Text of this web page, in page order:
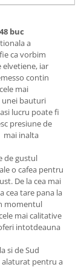
buc
a
ca vorbim
elvetiene, iar
contin
mai
unei bauturi
lucru poate fi
presiune de
mai inalta
de gustul
o cafea pentru
De la cea mai
cea tare pana la
momentul
mai calitative
intotdeauna
si de Sud
alaturat pentru a